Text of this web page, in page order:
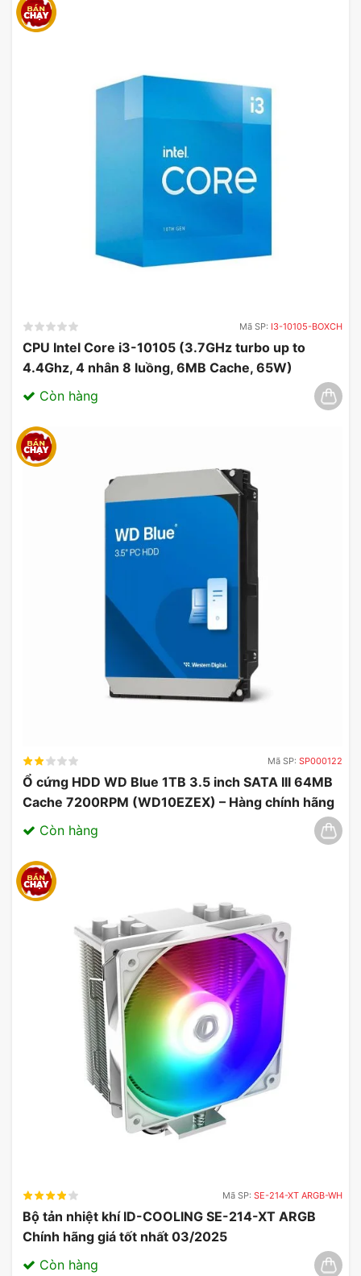
Mã SP: I3-10105-BOXCH
CPU Intel Core i3-10105 (3.7GHz turbo up to
4.4Ghz, 4 nhân 8 luồng, 6MB Cache, 65W)
03/2025
Còn hàng
Mã SP: SP000122
Ổ cứng HDD WD Blue 1TB 3.5 inch SATA III 64MB
Cache 7200RPM (WD10EZEX) – Hàng chính hãng
03/2025
Còn hàng
Mã SP: SE-214-XT ARGB-WH
Bộ tản nhiệt khí ID-COOLING SE-214-XT ARGB
Chính hãng giá tốt nhất 03/2025
Còn hàng